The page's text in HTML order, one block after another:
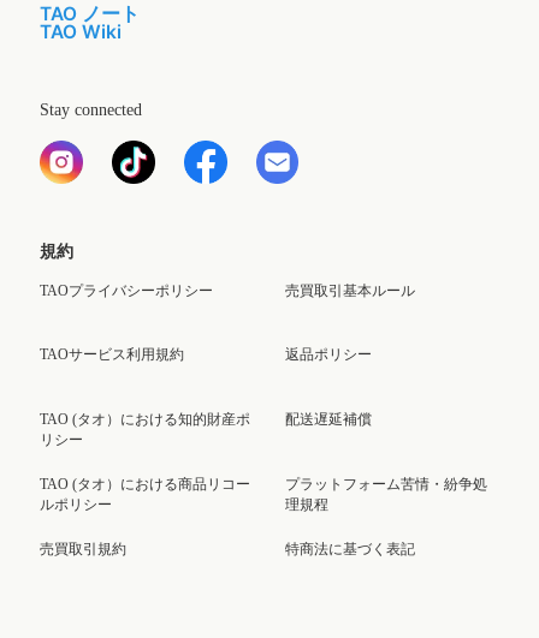
TAO ノート
TAO Wiki
Stay connected
規約
TAOプライバシーポリシー
TAOサービス利用規約
TAO (タオ）における知的財産ポ
リシー
TAO (タオ）における商品リコー
ルポリシー
売買取引規約
売買取引基本ルール
返品ポリシー
配送遅延補償
プラットフォーム苦情・紛争処
理規程
特商法に基づく表記